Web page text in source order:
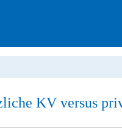
KV versus